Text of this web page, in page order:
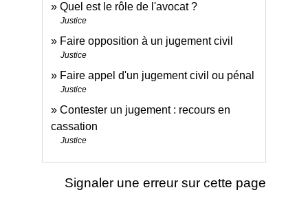
Quel est le rôle de l'avocat ?
Justice
Faire opposition à un jugement civil
Justice
Faire appel d'un jugement civil ou pénal
Justice
Contester un jugement : recours en
cassation
Justice
Signaler une erreur sur cette page